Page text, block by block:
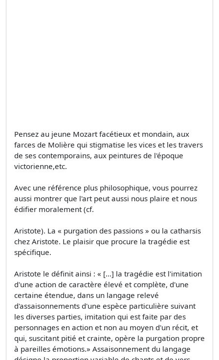
Pensez au jeune Mozart facétieux et mondain, aux
farces de Molière qui stigmatise les vices et les travers
de ses contemporains, aux peintures de l'époque
victorienne,etc.
Avec une référence plus philosophique, vous pourrez
aussi montrer que l'art peut aussi nous plaire et nous
édifier moralement (cf.
Aristote). La « purgation des passions » ou la catharsis
chez Aristote. Le plaisir que procure la tragédie est
spécifique.
Aristote le définit ainsi : « [...] la tragédie est l'imitation
d'une action de caractère élevé et complète, d'une
certaine étendue, dans un langage relevé
d'assaisonnements d'une espèce particulière suivant
les diverses parties, imitation qui est faite par des
personnages en action et non au moyen d'un récit, et
qui, suscitant pitié et crainte, opère la purgation propre
à pareilles émotions.» Assaisonnement du langage